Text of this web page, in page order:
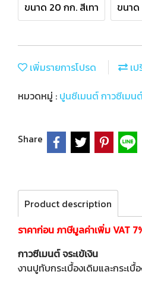
ขนาด 20 กก. สีเทา ขนาด
เพิ่มรายการโปรด
เ
หมวดหมู่ : ปูนซีเมนต์ กาวซีเมน
Share
Product description
ราคาก่อน ภาษีมูลค่าเพิ่ม VAT
กาวซีเมนต์ จระเข้เงิน
งานปูทับกระเบื้องเดิมและกระเ